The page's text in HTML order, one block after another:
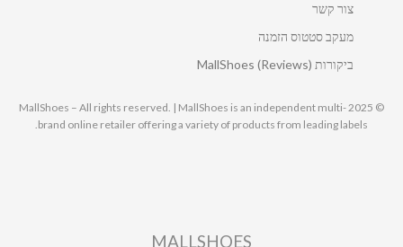
צור קשר
מעקב סטטוס הזמנה
ביקורות MallShoes (Reviews)
© 2025 MallShoes – All rights reserved. | MallShoes is an independent multi-
brand online retailer offering a variety of products from leading labels.
MALLSHOES